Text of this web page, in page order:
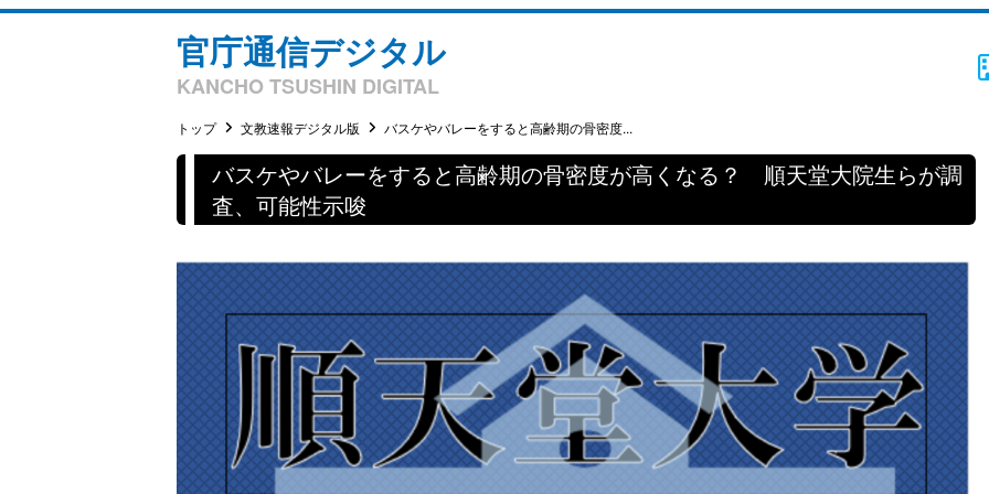
官庁通信デジタル
KANCHO TSUSHIN DIGITAL
トップ 文教速報デジタル版 バスケやバレーをすると高齢期の骨密度...
バスケやバレーをすると高齢期の骨密度が高くなる？ 順天堂大院生らが調
査、可能性示唆